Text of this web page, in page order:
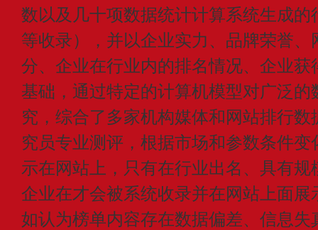
数以及几十项数据统计计算系统生成
等收录），并以企业实力、品牌荣誉
分、企业在行业内的排名情况、企业
基础，通过特定的计算机模型对广泛
究，综合了多家机构媒体和网站排行
究员专业测评，根据市场和参数条件
示在网站上，只有在行业出名、具有
企业在才会被系统收录并在网站上面
如认为榜单内容存在数据偏差、信息